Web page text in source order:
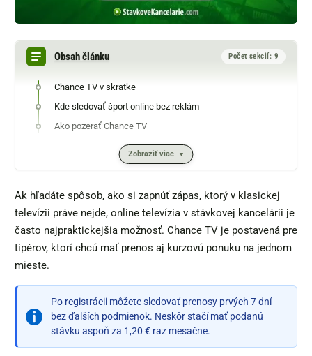
Obsah článku Počet sekcií: 9
Chance TV v skratke
Kde sledovať šport online bez reklám
Ako pozerať Chance TV
Zobraziť viac
Ak hľadáte spôsob, ako si zapnúť zápas, ktorý v klasickej
televízii práve nejde, online televízia v stávkovej kancelárii je
často najpraktickejšia možnosť. Chance TV je postavená pre
tipérov, ktorí chcú mať prenos aj kurzovú ponuku na jednom
mieste.
Po registrácii môžete sledovať prenosy prvých 7 dní
bez ďalších podmienok. Neskôr stačí mať podanú
stávku aspoň za 1,20 € raz mesačne.